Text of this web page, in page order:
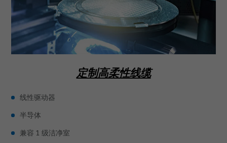
定制高柔性线缆
线性驱动器
半导体
兼容 1 级洁净室